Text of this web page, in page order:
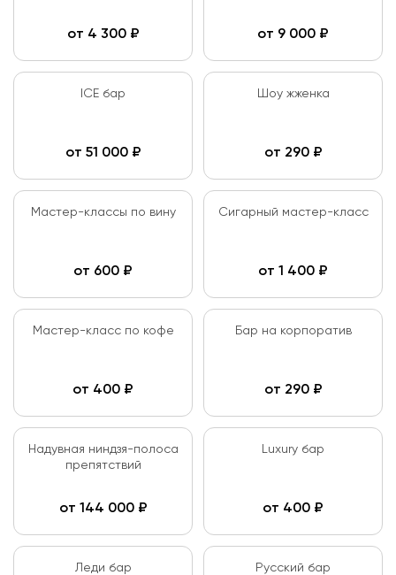
от 4 300₽ от 9 000 ₽
ICE бар
от 51 000₽
Шоу жженка
от 290₽
Мастер-классы по вину
от 600 ₽
Сигарный мастер-класс
от 1 400 ₽
Мастер-класс по кофе
от 400 ₽
Бар на корпоратив
от 290₽
Надувная ниндзя-полоса
препятствий
от 144 000₽
Luxury бар
от 400 ₽
Леди бар Русский бар